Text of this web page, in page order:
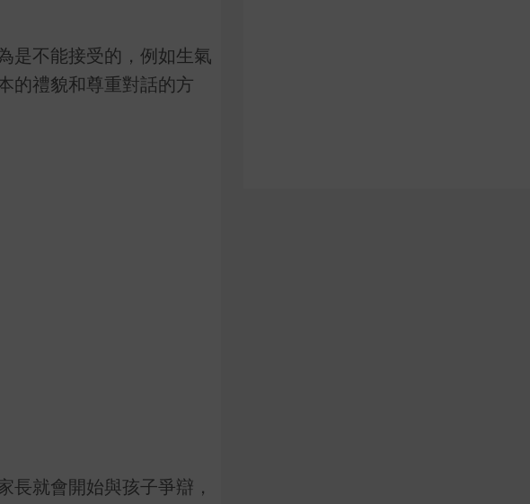
是不能接受的，例如生氣
的禮貌和尊重對話的方
長就會開始與孩子爭辯，